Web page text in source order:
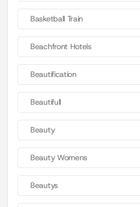
Basketball Train
Beachfront Hotels
Beautification
Beautifull
Beauty
Beauty Womens
Beautys